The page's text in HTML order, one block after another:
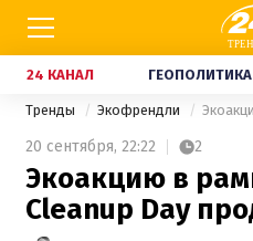
24 КАНАЛ ГЕОПОЛИТИКА
Тренды Экофрендли
20 сентября, 22:22 2
Экоакцию в
Cleanup Day